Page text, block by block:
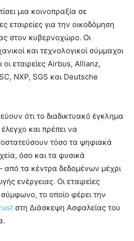
μια κοινοπραξία σε
εταιρείες για την οικοδόμηση
στον κυβερνοχώρο. Οι
και τεχνολογικοί σύμμαχοι
οι εταιρείες Airbus, Allianz,
NXP, SGS και Deutsche
ότι το διαδικτυακό έγκλημα
και πρέπει να
τόσο τα ψηφιακά
όσο και τα φυσικά
από τα κέντρα δεδομένων μέχρι
ενέργειας. Οι εταιρείες
το οποίο φέρει την
στη Διάσκεψη Ασφαλείας του